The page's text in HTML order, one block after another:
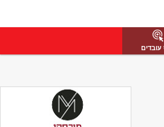
עובדים